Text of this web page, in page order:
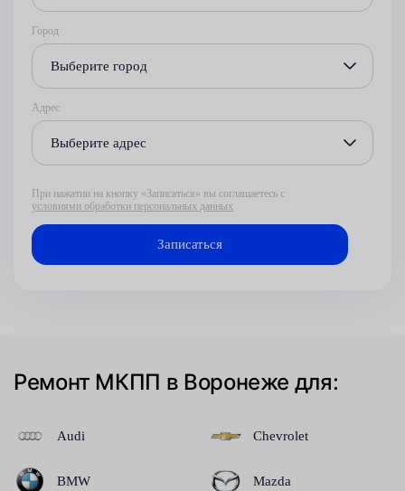
Город
Выберите город
Адрес
Выберите адрес
При нажатии на кнопку «Записаться» вы соглашаетесь с
условиями обработки персональных данных
Ремонт МКПП в Воронеже для:
Audi
BMW
Chevrolet
Mazda